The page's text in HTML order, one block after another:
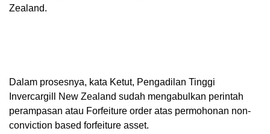
Zealand.
Dalam prosesnya, kata Ketut, Pengadilan Tinggi
Invercargill New Zealand sudah mengabulkan perintah
perampasan atau Forfeiture order atas permohonan non-
conviction based forfeiture asset.